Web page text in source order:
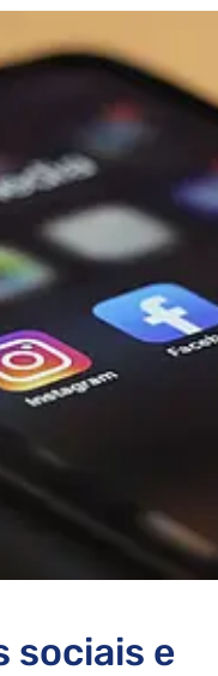
sociais e